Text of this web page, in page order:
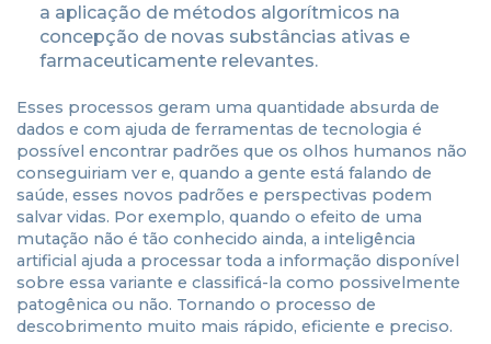
a aplicação de métodos algorítmicos na
concepção de novas substâncias ativas e
farmaceuticamente relevantes.
Esses processos geram uma quantidade absurda de
dados e com ajuda de ferramentas de tecnologia é
possível encontrar padrões que os olhos humanos não
conseguiriam ver e, quando a gente está falando de
saúde, esses novos padrões e perspectivas podem
salvar vidas. Por exemplo, quando o efeito de uma
mutação não é tão conhecido ainda, a inteligência
artificial ajuda a processar toda a informação disponível
sobre essa variante e classificá-la como possivelmente
patogênica ou não. Tornando o processo de
descobrimento muito mais rápido, eficiente e preciso.